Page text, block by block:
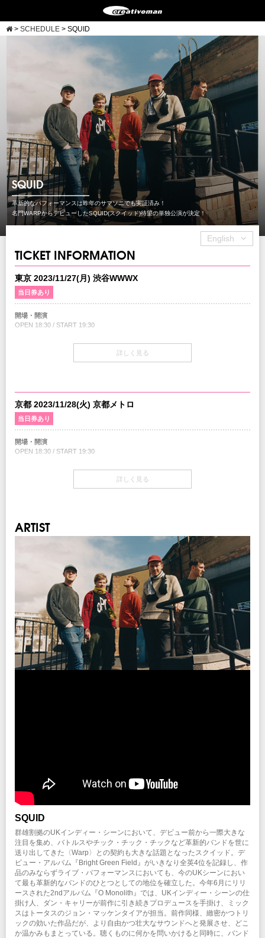
> SCHEDULE > SQUID
SQUID
革新的なパフォーマンスは昨年のサマソニでも実証済み！
名門WARPからデビューしたSQUID(スクイッド)待望の単独公演が決定！
English
TICKET INFORMATION
東京 2023/11/27(月) 渋谷WWWX
当日券あり
開場・開演
OPEN 18:30 / START 19:30
￥7,500-(税込/All Standing/1Drink別)
チケット
￥7,000-(税込/All Standing/1Drink別)
チケット発売日
7/22(土)10:00am～
チケット先行
期間：7/12 (水) 15:00〜7/14 (金) 18:00
クリエイティブマン モバイル 会員先行
期間：7/15(土)12:00～7/18(火)18:00
チケットぴあ
期間：7/15(土)12:00～7/18(火)23:59
期間：7/15(土)12:00～7/18(火)23:59
期間：7/15(土)12:00～7/18(火)23:59
注意事項
※未就学児(6歳未満)のご入場をお断りさせていただきます。
※ハンディキャップエリアご利用希望の方はこちらより申請をお願いします。
（チケットご購入後、早めの申請にご協力をお願いします。）
INFO
クリエイティブマン：03-3499-6669
詳しく見る
京都 2023/11/28(火) 京都メトロ
当日券あり
開場・開演
OPEN 18:30 / START 19:30
￥7,500-(税込/All Standing/1Drink別)
￥7,000-(税込/All Standing/1Drink別)
クリエイティブマン 3A 会員先行
期間：7/12 (水) 15:00〜7/14 (金) 18:00
クリエイティブマン モバイル 会員先行
期間：7/12 (水) 18:00〜7/14 (金) 18:00
注意事項
※未就学児(6歳未満)のご入場をお断りさせていただきます。
詳しく見る
ARTIST
SQUID
群雄割拠のUKインディー・シーンにおいて、デビュー前から一際大きな
注目を集め、バトルスやチック・チック・チックなど革新的バンドを世に
送り出してきた〈Warp〉との契約も大きな話題となったスクイッド。デ
ビュー・アルバム『Bright Green Field』がいきなり全英4位を記録し、作
品のみならずライブ・パフォーマンスにおいても、今のUKシーンにおい
て最も革新的なバンドのひとつとしての地位を確立した。今年6月にリリ
ースされた2ndアルバム『O Monolith』では、UKインディー・シーンの仕
掛け人、ダン・キャリーが前作に引き続きプロデュースを手掛け、ミック
スはトータスのジョン・マッケンタイアが担当。前作同様、緻密かつトリ
ックの効いた作品だが、より自由かつ壮大なサウンドへと発展させ、どこ
か温かみもまとっている。聴くものに何かを問いかけると同時に、バンド